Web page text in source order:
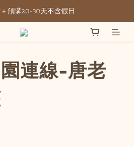
滿NT3500元免運
預購20-30天不含假日
館滿NT3500元免運
連線-唐老